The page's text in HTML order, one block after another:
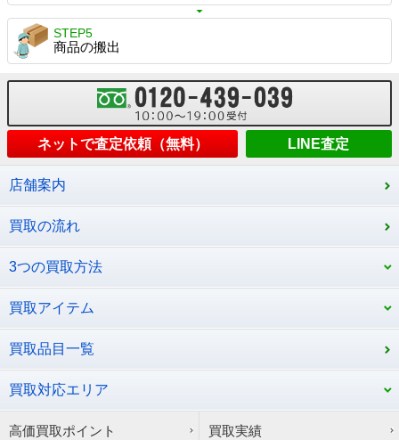
STEP5
商品の搬出
ネットで査定依頼（無料） LINE査定
店舗案内
買取の流れ
3つの買取方法
買取アイテム
買取品目一覧
買取対応エリア
高価買取ポイント 買取実績